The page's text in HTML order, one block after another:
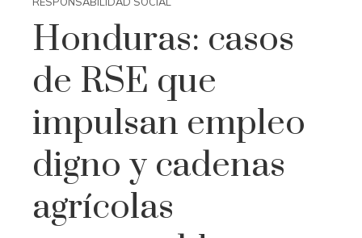
Honduras: casos
de RSE que
impulsan empleo
digno y cadenas
agrícolas